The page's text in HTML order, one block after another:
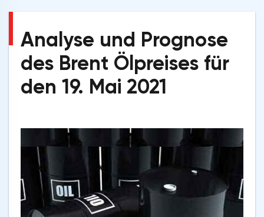
Analyse und Prognose
des Brent Ölpreises für
den 19. Mai 2021